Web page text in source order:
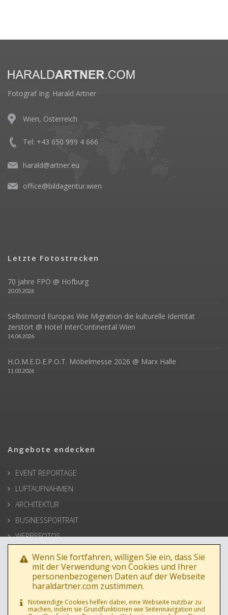
Fotograf Ing. Harald Artner
Wien, Österreich
Tel: +43 650 999 4 666
harald@artner.eu
office@bildagentur.wien
Letzte Fotostrecken
70 Jahre FPÖ @ Hofburg
20.05.2026
Selbstmord Europas Wie Migration die kulturelle Identität
zerstört @ Hotel InterContinental Wien
14.04.2026
H.O.M.E.D.E.P.O.T. Möbelmesse 2026 @ Marx Halle
11.03.2026
Angebote endecken
EVENT REPORTAGE
LUFTAUFNAHMEN
ARCHITEKTUR
BUSINESSPORTRAIT
WERBEFOTOS
HOCHZEIT
PRESSE
Wenn Sie fortfahren, willigen Sie ein, dass Sie
mit der Verwendung von Cookies und Ihrer
personenbezogenen Daten auf der Webseite
haraldartner.com zustimmen.
Notwendige Cookies helfen dabei, eine Webseite nutzbar zu
machen, indem sie Grundfunktionen wie Seitennavigation und